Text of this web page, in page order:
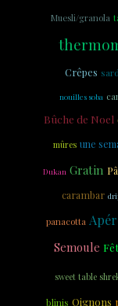
Muesli/granola
Crêpes
nouilles soba
Bûche de Noel
mûres une
Dukan Gratin
carambar
panacotta
Semoule
sweet table
blinis Oignons